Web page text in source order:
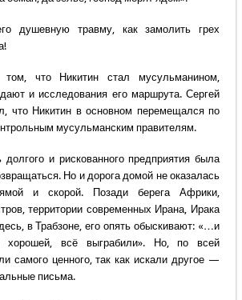
душевную травму, как замолить грех
том, что Никитин стал мусульманином,
и исследования его маршрута. Сергей
что Никитин в основном перемещался по
мусульманским правителям.
и рискованного предприятия была
Но и дорога домой не оказалась
и скорой. Позади берега Африки,
территории современных Ирана, Ирака
в Трабзоне, его опять обыскивают: «…и
всё выграбили». Но, по всей
самого ценного, так как искали другое —
письма.